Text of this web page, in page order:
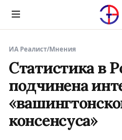
Menu
ИА Реалист/Мнения
Статистика в
подчинена
консенсуса»